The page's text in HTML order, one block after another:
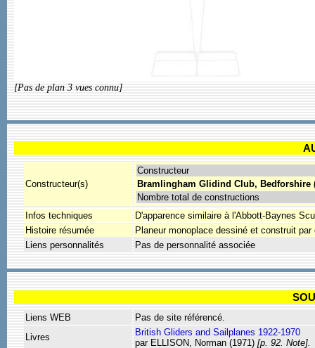
[Pas de plan 3 vues connu]
Constructeur(s)
Constructeur
Bramlingham Glidind Club, Bedforshire
Nombre total de constructions
Infos techniques
D'apparence similaire à l'Abbott-Baynes
Histoire résumée
Planeur monoplace dessiné et construit
Liens personnalités
Pas de personnalité associée
Liens WEB
Pas de site référencé.
Livres
British Gliders and Sailplanes 1922-1970
par ELLISON, Norman (1971) [p. 92. Note].